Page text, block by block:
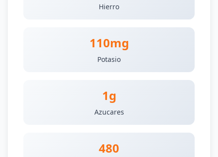
Hierro
110mg
Potasio
1g
Azucares
480